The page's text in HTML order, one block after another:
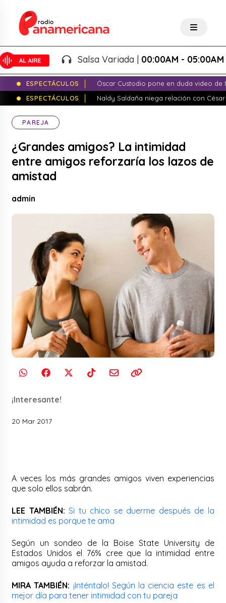
Salsa Variada |00:00AM - 05:00AM
ESPECTÁCULOS
Óscar Custodio pone en duda video de
ESPECTÁCULOS
Naldy Saldaña niega relación con
PAREJA
¿Grandes amigos? La intimidad
entre amigos reforzaría los lazos de
amistad
admin
¡Interesante!
20 Mar 2017
A veces los más grandes amigos viven experiencias
que solo ellos sabrán.
LEE TAMBIÉN: Si tu chico se duerme después de la
intimidad es porque te ama
Según un sondeo de la Boise State University de
Estados Unidos el 76% cree que la intimidad entre
amigos ayuda a reforzar la amistad.
MIRA TAMBIÉN: ¡Inténtalo! Según la ciencia este es el
mejor día para tener intimidad con tu pareja